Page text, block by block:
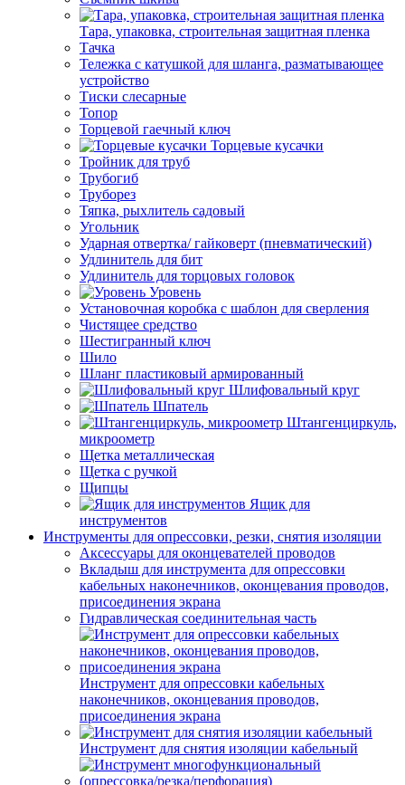
Тара, упаковка, строительная защитная пленка
Тачка
Тележка с катушкой для шланга, разматывающее
устройство
Тиски слесарные
Топор
Торцевой гаечный ключ
Торцевые кусачки
Тройник для труб
Трубогиб
Труборез
Тяпка, рыхлитель садовый
Угольник
Ударная отвертка/ гайковерт (пневматический)
Удлинитель для бит
Удлинитель для торцовых головок
Уровень
Установочная коробка с шаблон для сверления
Чистящее средство
Шестигранный ключ
Шило
Шланг пластиковый армированный
Шлифовальный круг
Шпатель
Штангенциркуль,
микроометр
Щетка металлическая
Щетка с ручкой
Щипцы
Ящик для
инструментов
Инструменты для опрессовки, резки, снятия изоляции
Аксессуары для оконцевателей проводов
Вкладыш для инструмента для опрессовки
кабельных наконечников, оконцевания проводов,
присоединения экрана
Гидравлическая соединительная часть
Инструмент для опрессовки кабельных
наконечников, оконцевания проводов,
присоединения экрана
Инструмент для снятия изоляции кабельный